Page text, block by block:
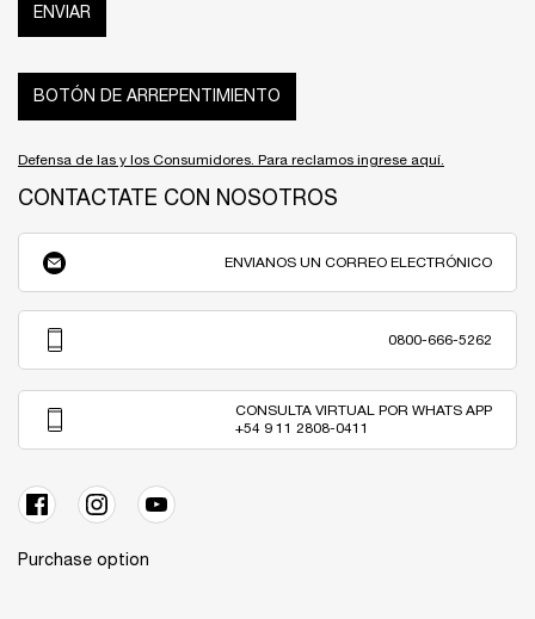
ENVIAR
BOTÓN DE ARREPENTIMIENTO
Defensa de las y los Consumidores. Para reclamos ingrese aquí.
CONTACTATE CON NOSOTROS
ENVIANOS UN CORREO ELECTRÓNICO
0800-666-5262
CONSULTA VIRTUAL POR WHATS APP
+54 9 11 2808-0411
Purchase option